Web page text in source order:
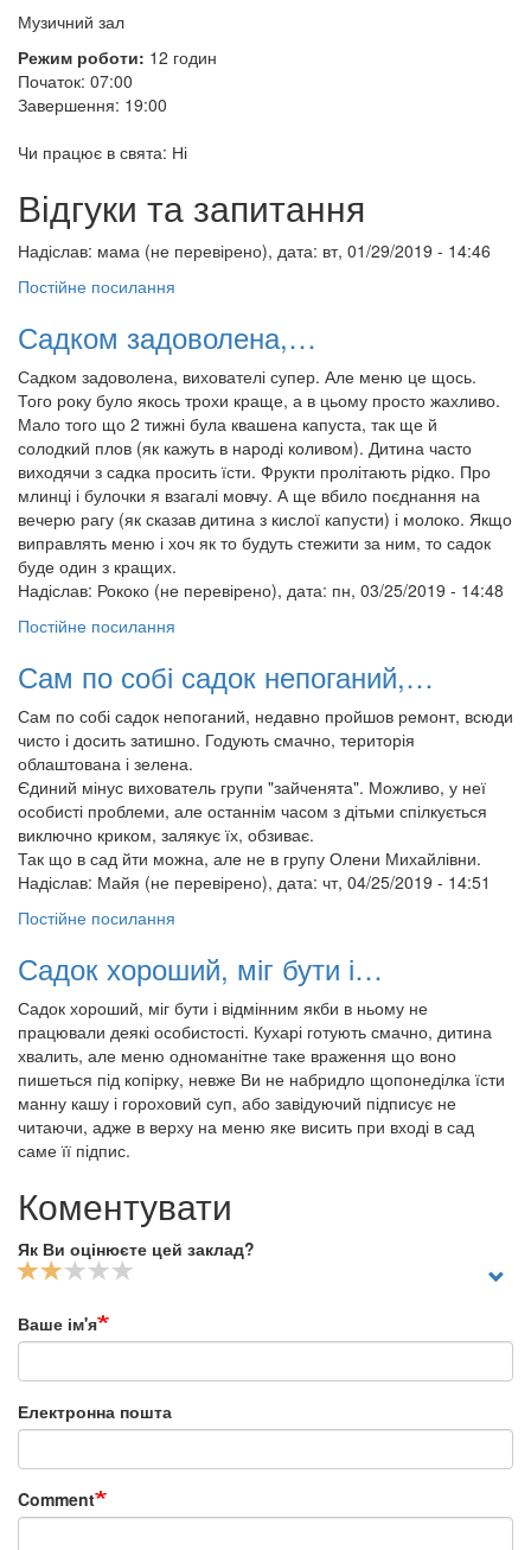
Музичний зал
Режим роботи: 12 годин
Початок: 07:00
Завершення: 19:00
Чи працює в свята: Ні
Відгуки та запитання
Надіслав: мама (не перевірено), дата: вт, 01/29/2019 - 14:46
Постійне посилання
Садком задоволена,…
Садком задоволена, вихователі супер. Але меню це щось.
Того року було якось трохи краще, а в цьому просто жахливо.
Мало того що 2 тижні була квашена капуста, так ще й
солодкий плов (як кажуть в народі коливом). Дитина часто
виходячи з садка просить їсти. Фрукти пролітають рідко. Про
млинці і булочки я взагалі мовчу. А ще вбило поєднання на
вечерю рагу (як сказав дитина з кислої капусти) і молоко. Якщо
виправлять меню і хоч як то будуть стежити за ним, то садок
буде один з кращих.
Надіслав: Рококо (не перевірено), дата: пн, 03/25/2019 - 14:48
Постійне посилання
Сам по собі садок непоганий,…
Сам по собі садок непоганий, недавно пройшов ремонт, всюди
чисто і досить затишно. Годують смачно, територія
облаштована і зелена.
Єдиний мінус вихователь групи "зайченята". Можливо, у неї
особисті проблеми, але останнім часом з дітьми спілкується
виключно криком, залякує їх, обзиває.
Так що в сад йти можна, але не в групу Олени Михайлівни.
Надіслав: Майя (не перевірено), дата: чт, 04/25/2019 - 14:51
Постійне посилання
Садок хороший, міг бути і…
Садок хороший, міг бути і відмінним якби в ньому не
працювали деякі особистості. Кухарі готують смачно, дитина
хвалить, але меню одноманітне таке враження що воно
пишеться під копірку, невже Ви не набридло щопонеділка їсти
манну кашу і гороховий суп, або завідуючий підписує не
читаючи, адже в верху на меню яке висить при вході в сад
саме її підпис.
Коментувати
Як Ви оцінюєте цей заклад?
Ваше ім'я
Електронна пошта
Comment